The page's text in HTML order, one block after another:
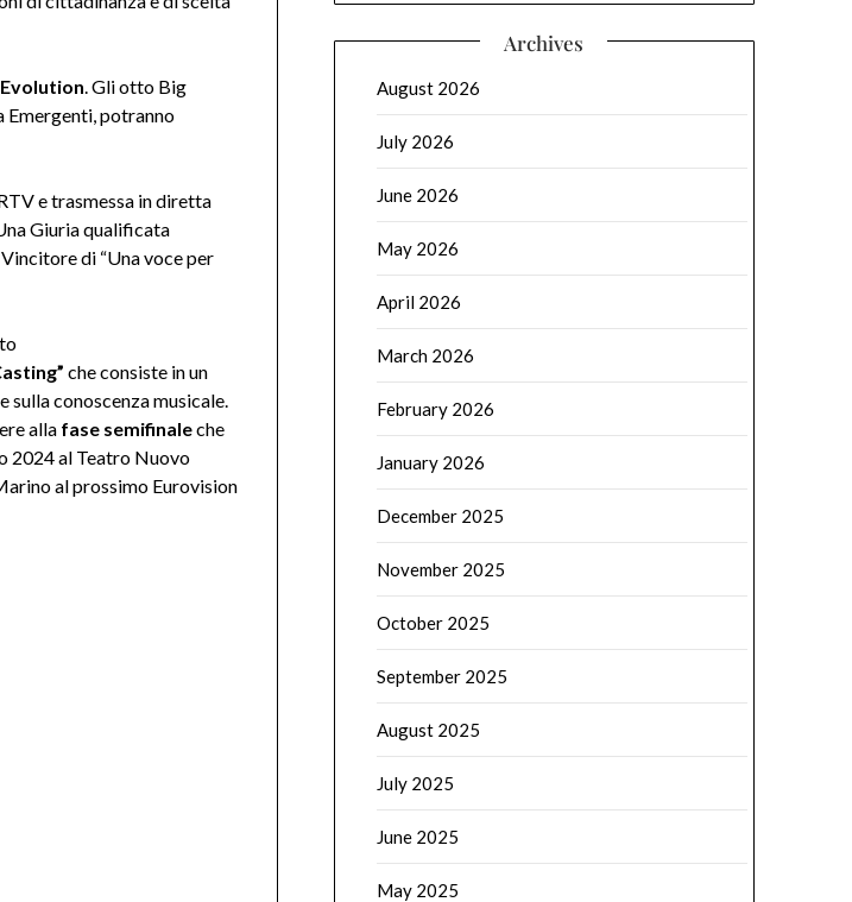
. Gli otto Big
Emergenti, potranno
e trasmessa in diretta
Giuria qualificata
di “Una voce per
che consiste in un
conoscenza musicale.
alla fase semifinaleche
2024 al Teatro Nuovo
al prossimo Eurovision
Archives
August 2026
July 2026
June 2026
May 2026
April 2026
March 2026
February 2026
January 2026
December 2025
November 2025
October 2025
September 2025
August 2025
July 2025
June 2025
May 2025